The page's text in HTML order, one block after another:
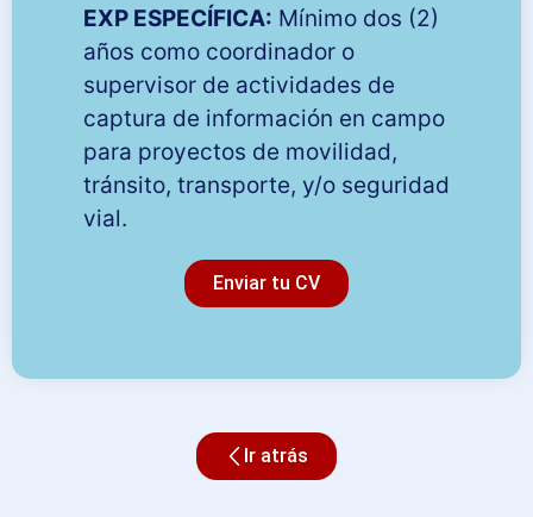
EXP ESPECÍFICA: Mínimo dos (2)
años como coordinador o
supervisor de actividades de
captura de información en campo
para proyectos de movilidad,
tránsito, transporte, y/o seguridad
vial.
Enviar tu CV
Ir atrás